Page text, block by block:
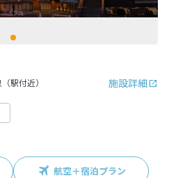
施設詳細
駅付近）
航空＋宿泊プラン